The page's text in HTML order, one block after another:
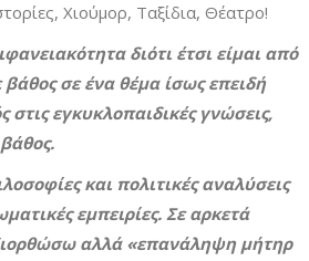
Χιούμορ, Ταξίδια, Θέατρο!
διότι έτσι είμαι από
σε ένα θέμα ίσως επειδή
στις εγκυκλοπαιδικές γνώσεις,
και πολιτικές αναλύσεις
εμπειρίες. Σε αρκετά
αλλά «επανάληψη μήτηρ